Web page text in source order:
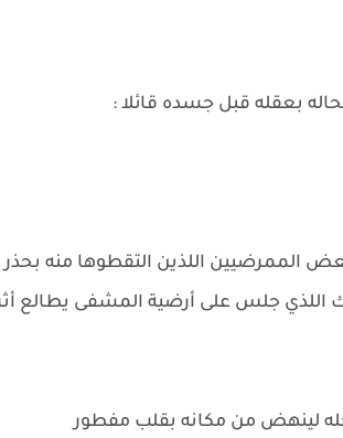
بعقله قبل جسده قائلا :
الممرضيين اللذين التقطوها منه
اللذي جلس على أرضية المشفى يطالع
لينهض من مكانه بقلب مفطور